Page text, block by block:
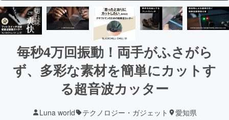
毎秒4万回振動！両手がふさがら
ず、多彩な素材を簡単にカットす
る超音波カッター
Luna world テクノロジー・ガジェット 愛知県